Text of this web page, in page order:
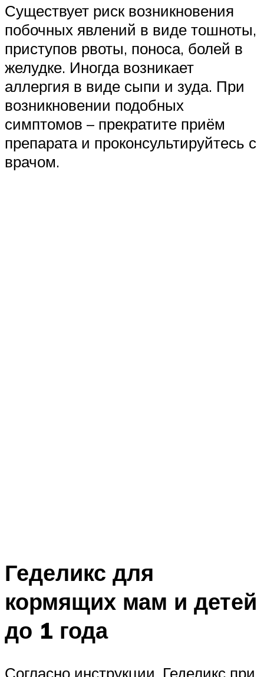
Существует риск возникновения
побочных явлений в виде тошноты,
приступов рвоты, поноса, болей в
желудке. Иногда возникает
аллергия в виде сыпи и зуда. При
возникновении подобных
симптомов – прекратите приём
препарата и проконсультируйтесь с
врачом.
Геделикс для
кормящих мам и детей
до 1 года
Согласно инструкции, Геделикс при